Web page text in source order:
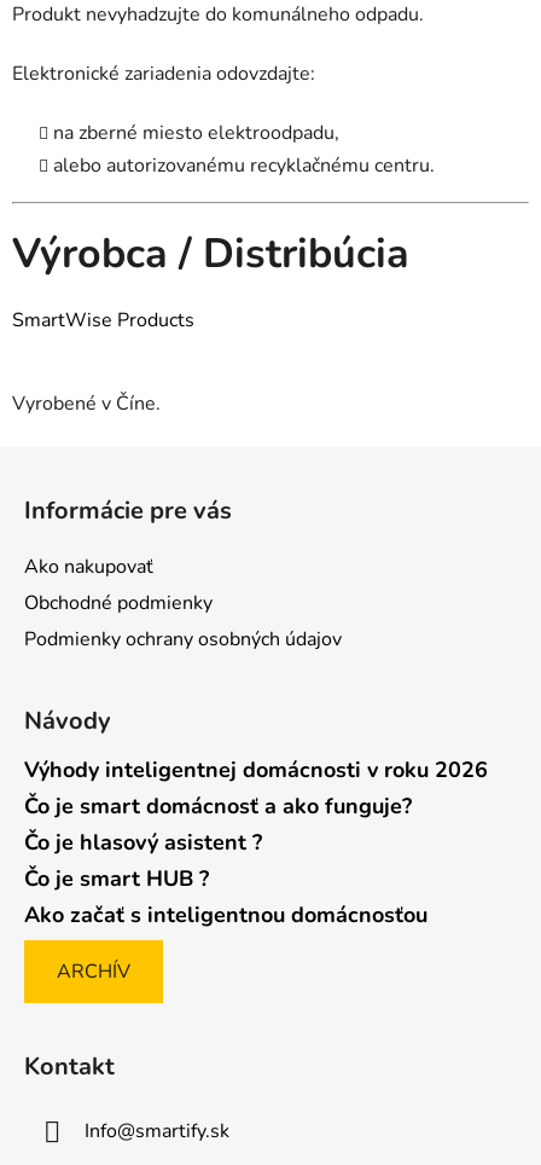
Produkt nevyhadzujte do komunálneho odpadu.
Elektronické zariadenia odovzdajte:
na zberné miesto elektroodpadu,
alebo autorizovanému recyklačnému centru.
Výrobca / Distribúcia
SmartWise Products
Vyrobené v Číne.
Informácie pre vás
Ako nakupovať
Obchodné podmienky
Podmienky ochrany osobných údajov
Návody
Výhody inteligentnej domácnosti v roku 2026
Čo je smart domácnosť a ako funguje?
Čo je hlasový asistent ?
Čo je smart HUB ?
Ako začať s inteligentnou domácnosťou
ARCHÍV
Kontakt
Info@smartify.sk